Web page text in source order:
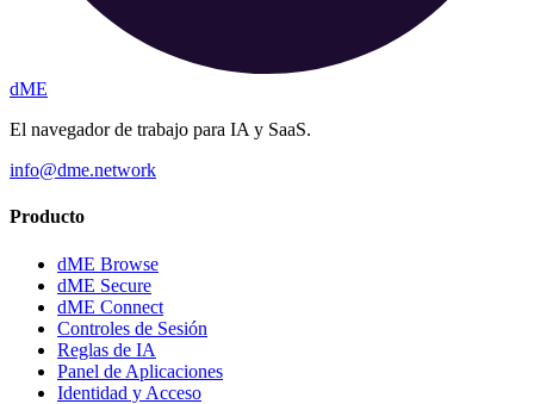
dME
El navegador de trabajo para IA y SaaS.
info@dme.network
Producto
dME Browse
dME Secure
dME Connect
Controles de Sesión
Reglas de IA
Panel de Aplicaciones
Identidad y Acceso